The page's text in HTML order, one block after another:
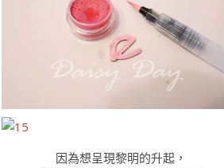
因為想呈現黎明的升起，